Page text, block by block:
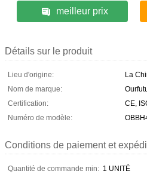
meilleur prix
Détails sur le produit
Lieu d'origine:
La
Nom de marque:
Certification:
CE,
Numéro de modèle:
Conditions de paiement et
Quantité de commande min: 1 UNITÉ